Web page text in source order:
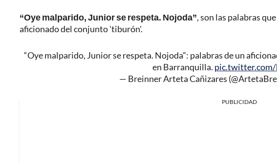
“Oye malparido, Junior se respeta. Nojoda”, son las palabras
aficionado del conjunto 'tiburón'.
“Oye malparido, Junior se respeta. Nojoda”: palabras de un
en Barranquilla.
— Breinner Arteta Cañizares
PUBLICIDAD